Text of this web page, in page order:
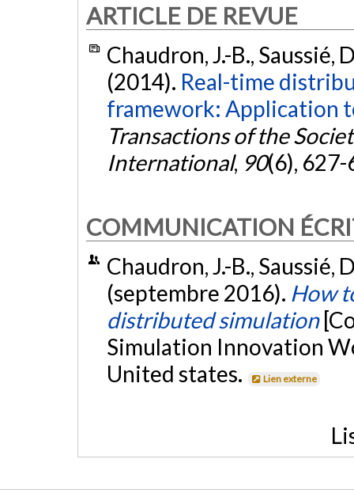
ARTICLE DE REVUE
Chaudron, J.-B., Saussié,
(2014). Real-time
framework: Application
Transactions of the
International, 90(6),
COMMUNICATION
Chaudron, J.-B., Saussié,
(septembre 2016). How
distributed simulation
Simulation Innovation
United states.
Lien externe